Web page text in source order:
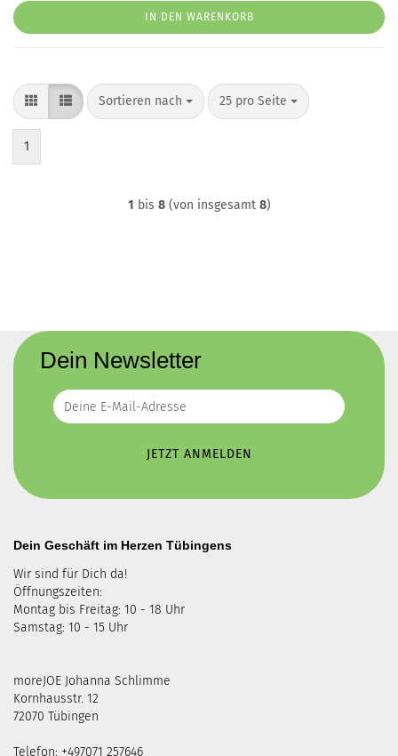
IN DEN WARENKORB
Sortieren nach
Sortieren nach 25 pro Seite
pro Seite
1
1 bis 8(von insgesamt 8)
Dein Newsletter
Dein Geschäft im Herzen Tübingens
Wir sind für Dich da!
Öffnungszeiten:
Montag bis Freitag: 10 - 18 Uhr
Samstag: 10 - 15 Uhr
moreJOE Johanna Schlimme
Kornhausstr. 12
72070 Tübingen
Telefon: +497071 257646